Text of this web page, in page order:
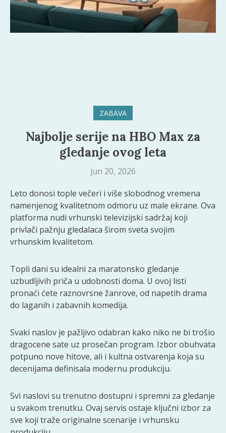
ZABAVA
Najbolje serije na HBO Max za
gledanje ovog leta
jun 20, 2026
Leto donosi tople večeri i više slobodnog vremena
namenjenog kvalitetnom odmoru uz male ekrane. Ova
platforma nudi vrhunski televizijski sadržaj koji
privlači pažnju gledalaca širom sveta svojim
vrhunskim kvalitetom.
Topli dani su idealni za maratonsko gledanje
uzbudljivih priča u udobnosti doma. U ovoj listi
pronaći ćete raznovrsne žanrove, od napetih drama
do laganih i zabavnih komedija.
Svaki naslov je pažljivo odabran kako niko ne bi trošio
dragocene sate uz prosečan program. Izbor obuhvata
potpuno nove hitove, ali i kultna ostvarenja koja su
decenijama definisala modernu produkciju.
Svi naslovi su trenutno dostupni i spremni za gledanje
u svakom trenutku. Ovaj servis ostaje ključni izbor za
sve koji traže originalne scenarije i vrhunsku